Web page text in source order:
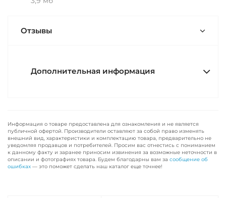
Отзывы
Дополнительная информация
Информация о товаре предоставлена для ознакомления и не является
публичной офертой. Производители оставляют за собой право изменять
внешний вид, характеристики и комплектацию товара, предварительно не
уведомляя продавцов и потребителей. Просим вас отнестись с пониманием
к данному факту и заранее приносим извинения за возможные неточности в
описании и фотографиях товара. Будем благодарны вам за сообщение об
ошибках — это поможет сделать наш каталог еще точнее!